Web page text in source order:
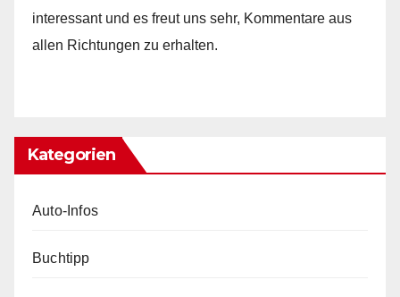
interessant und es freut uns sehr, Kommentare aus
allen Richtungen zu erhalten.
Kategorien
Auto-Infos
Buchtipp